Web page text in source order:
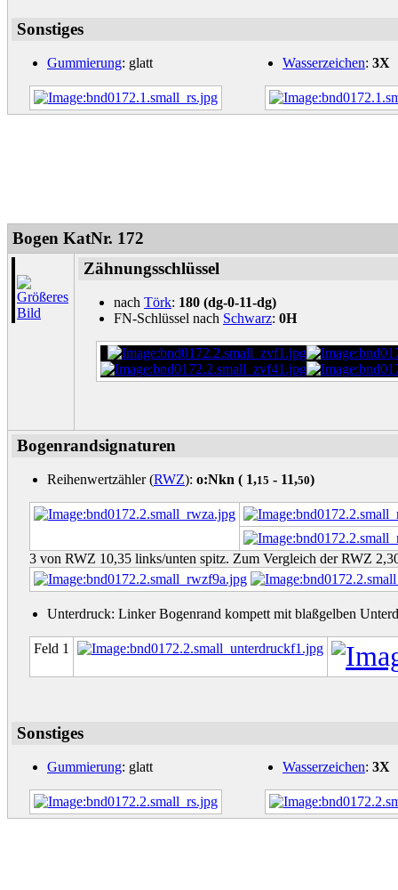
Sonstiges
Gummierung: glatt Wasserzeichen: 3X
Bogen KatNr. 172
Zähnungsschlüssel
nach Törk: 180 (dg-0-11-dg)
FN-Schlüssel nach Schwarz: 0H
Bogenrandsignaturen
Reihenwertzähler (RWZ): o:Nkn ( 1,15 - 11,50)
3 von RWZ 10,35 links/unten spitz. Zum Vergleich der RWZ
Unterdruck: Linker Bogenrand kompett mit blaßgelben
Feld 1
Sonstiges
Gummierung: glatt Wasserzeichen: 3X